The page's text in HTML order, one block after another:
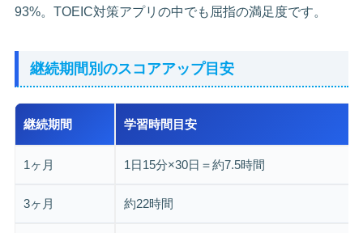
93%。TOEIC対策アプリの中でも屈指の満足度です。
継続期間別のスコアアップ目安
継続期間 学習時間目安
1ヶ月 1日15分×30日＝約7.5時間
3ヶ月 約22時間